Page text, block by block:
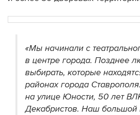
«Мы начинали с
в центре города. Позднее
выбирать, которые
районах города
на улице Юности, 50 лет
Декабристов. Наш большой